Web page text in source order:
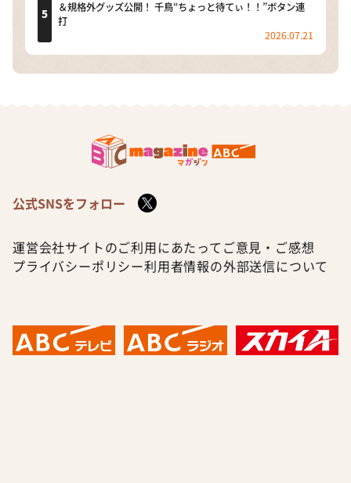
＆規格外グッズ公開！ 千鳥“ちょっと待てぃ！！”ボタン連
打
2026.07.21
公式SNSをフォロー
運営会社サイトのご利用にあたって ご意見・ご感想
プライバシーポリシー利用者情報の外部送信について